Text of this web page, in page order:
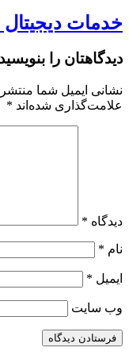
خدمات دیجیتال
دیدگاهتان را بنویسید
نشانی ایمیل شما
علامت‌گذاری شده‌اند *
دیدگاه *
نام *
ایمیل *
وب‌ سایت